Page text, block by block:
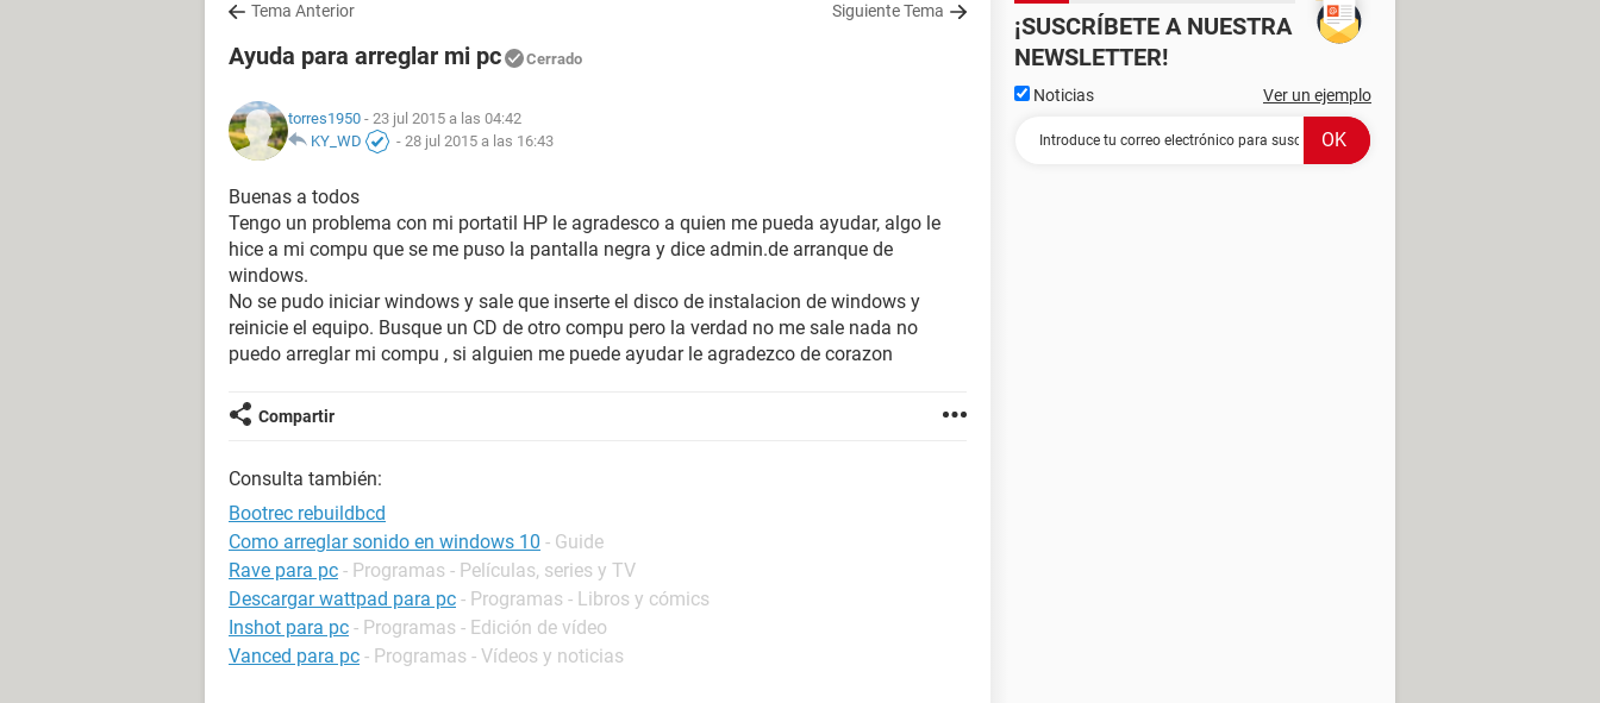
Tema Anterior Siguiente Tema
Ayuda para arreglar mi pc Cerrado
torres1950 - 23 jul 2015 a las 04:42
KY_WD
- 28 jul 2015 a las 16:43
Buenas a todos
Tengo un problema con mi portatil HP le agradesco a quien me pueda ayudar, algo le
hice a mi compu que se me puso la pantalla negra y dice admin.de arranque de
windows.
No se pudo iniciar windows y sale que inserte el disco de instalacion de windows y
reinicie el equipo. Busque un CD de otro compu pero la verdad no me sale nada no
puedo arreglar mi compu , si alguien me puede ayudar le agradezco de corazon
Compartir
Consulta también:
Bootrec rebuildbcd
Como arreglar sonido en windows 10 - Guide
Rave para pc - Programas - Películas, series y TV
Descargar wattpad para pc - Programas - Libros y cómics
Inshot para pc - Programas - Edición de vídeo
Vanced para pc - Programas - Vídeos y noticias
¡SUSCRÍBETE A NUESTRA
NEWSLETTER!
Noticias Ver un ejemplo